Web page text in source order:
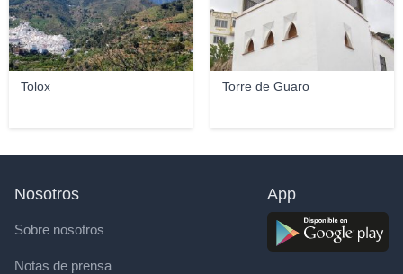
Tolox Torre de Guaro
Nosotros
Sobre nosotros
Notas de prensa
App